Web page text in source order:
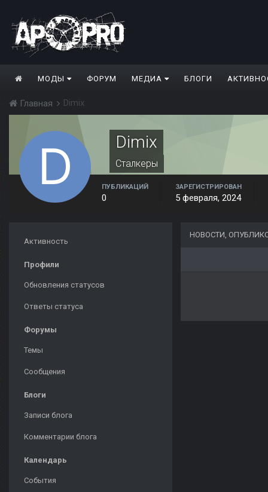
МОДЫ ФОРУМ МЕДИА БЛОГИ
Главная Dimix
Dimix
Сталкеры
ПУБЛИКАЦИЙ
0
ЗАРЕГИСТРИРОВАН
5 февраля, 2024
Активность
Профили
Обновления статусов
Ответы статуса
Форумы
Темы
Сообщения
Блоги
Записи блога
Комментарии блога
Календарь
События
НОВОСТИ,